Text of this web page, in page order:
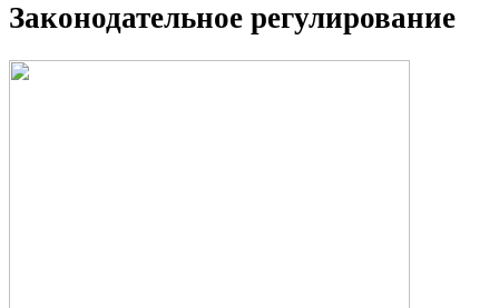
Законодательное регулирование